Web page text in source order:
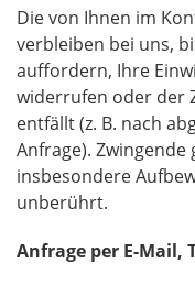
Die von Ihnen im
verbleiben bei uns,
auffordern, Ihre
widerrufen oder der
entfällt (z. B. nach
Anfrage). Zwingende
insbesondere
unberührt.
Anfrage per E-Mail,